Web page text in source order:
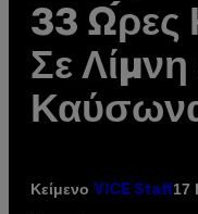
33 Ώρες
Σε
Κείμενο VICE Staff17